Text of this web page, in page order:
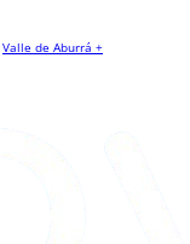
Valle de Aburrá +